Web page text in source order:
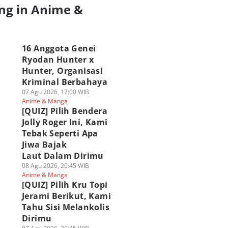
in Anime &
16 Anggota Genei
Ryodan Hunter x
Hunter, Organisasi
Kriminal Berbahaya
07 Agu 2026, 17:00 WIB
Anime & Manga
[QUIZ] Pilih Bendera
Jolly Roger Ini, Kami
Tebak Seperti Apa
Jiwa Bajak
Laut Dalam Dirimu
08 Agu 2026, 20:45 WIB
Anime & Manga
[QUIZ] Pilih Kru Topi
Jerami Berikut, Kami
Tahu Sisi Melankolis
Dirimu